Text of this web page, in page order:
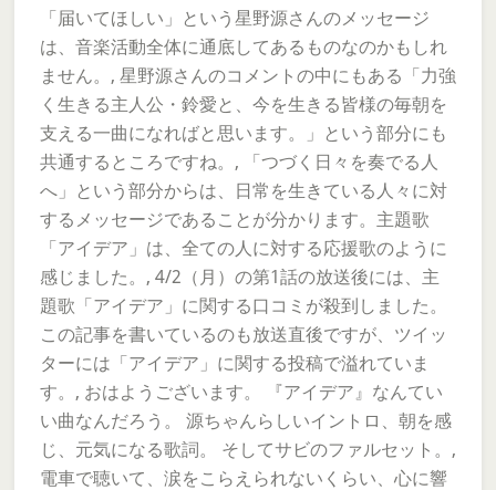
「届いてほしい」という星野源さんのメッセージ
は、音楽活動全体に通底してあるものなのかもしれ
ません。, 星野源さんのコメントの中にもある「力強
く生きる主人公・鈴愛と、今を生きる皆様の毎朝を
支える一曲になればと思います。」という部分にも
共通するところですね。, 「つづく日々を奏でる人
へ」という部分からは、日常を生きている人々に対
するメッセージであることが分かります。主題歌
「アイデア」は、全ての人に対する応援歌のように
感じました。, 4/2（月）の第1話の放送後には、主
題歌「アイデア」に関する口コミが殺到しました。
この記事を書いているのも放送直後ですが、ツイッ
ターには「アイデア」に関する投稿で溢れていま
す。, おはようございます。 『アイデア』なんてい
い曲なんだろう。 源ちゃんらしいイントロ、朝を感
じ、元気になる歌詞。 そしてサビのファルセット。,
電車で聴いて、涙をこらえられないくらい、心に響